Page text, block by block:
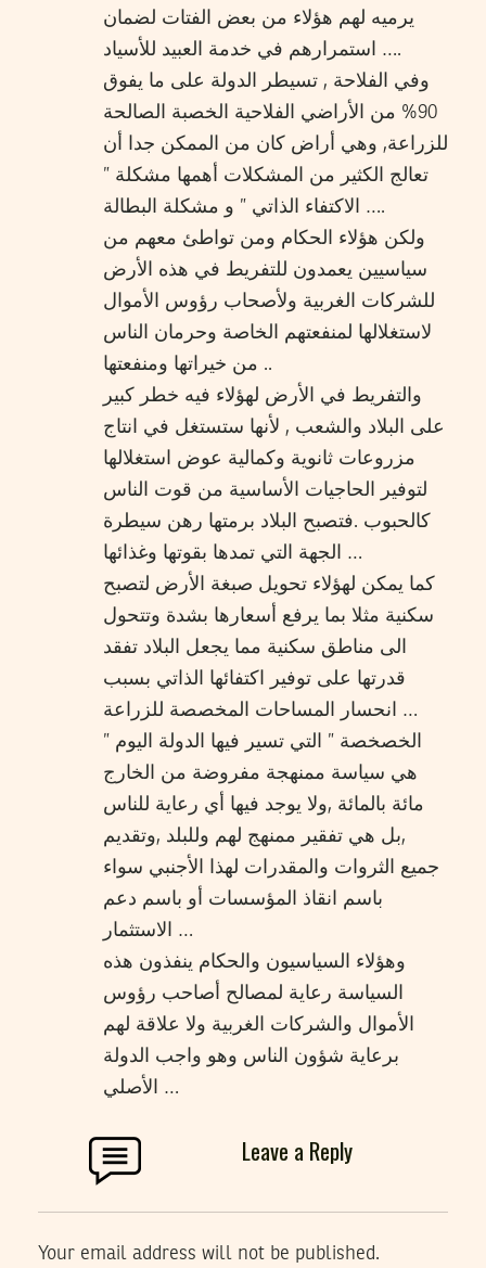
يرميه لهم هؤلاء من بعض الفتات لضمان
استمرارهم في خدمة العبيد للأسياد ….
وفي الفلاحة , تسيطر الدولة على ما يفوق
90% من الأراضي الفلاحية الخصبة الصالحة
للزراعة, وهي أراض كان من الممكن جدا أن
تعالج الكثير من المشكلات أهمها مشكلة ”
الاكتفاء الذاتي ” و مشكلة البطالة ….
ولكن هؤلاء الحكام ومن تواطئ معهم من
سياسيين يعمدون للتفريط في هذه الأرض
للشركات الغربية ولأصحاب رؤوس الأموال
لاستغلالها لمنفعتهم الخاصة وحرمان الناس
من خيراتها ومنفعتها ..
والتفريط في الأرض لهؤلاء فيه خطر كبير
على البلاد والشعب , لأنها ستستغل في انتاج
مزروعات ثانوية وكمالية عوض استغلالها
لتوفير الحاجيات الأساسية من قوت الناس
كالحبوب .فتصبح البلاد برمتها رهن سيطرة
الجهة التي تمدها بقوتها وغذائها …
كما يمكن لهؤلاء تحويل صبغة الأرض لتصبح
سكنية مثلا بما يرفع أسعارها بشدة وتتحول
الى مناطق سكنية مما يجعل البلاد تفقد
قدرتها على توفير اكتفائها الذاتي بسبب
انحسار المساحات المخصصة للزراعة …
” الخصخصة ” التي تسير فيها الدولة اليوم
هي سياسة ممنهجة مفروضة من الخارج
مائة بالمائة ,ولا يوجد فيها أي رعاية للناس
,بل هي تفقير ممنهج لهم وللبلد ,وتقديم
جميع الثروات والمقدرات لهذا الأجنبي سواء
باسم انقاذ المؤسسات أو باسم دعم
الاستثمار …
وهؤلاء السياسيون والحكام ينفذون هذه
السياسة رعاية لمصالح أصاحب رؤوس
الأموال والشركات الغربية ولا علاقة لهم
برعاية شؤون الناس وهو واجب الدولة
الأصلي …
Leave a Reply
Your email address will not be published.